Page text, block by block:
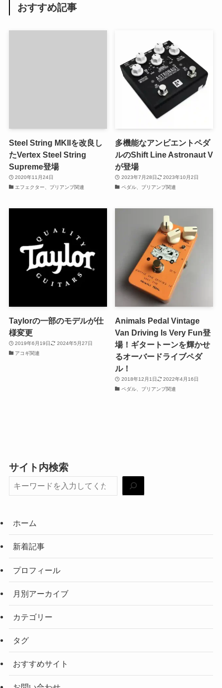
おすすめ記事
Steel String MKIIを改良し
たVertex Steel String
Supreme登場
2020年11月24日
エフェクター、プリアンプ関連
多機能なアンビエントペダ
ルのShift Line Astronaut V
が登場
2023年7月28日
2023年10月2日
ペダル、プリアンプ関連
Taylorの一部のモデルが仕
様変更
2019年6月19日
2024年5月27日
アコギ関連
Animals Pedal Vintage
Van Driving Is Very Fun登
場！ギタートーンを輝かせ
るオーバードライブペダ
ル！
2018年12月1日
2022年4月16日
ペダル、プリアンプ関連
サイト内検索
ホーム
新着記事
プロフィール
月別アーカイブ
カテゴリー
タグ
おすすめサイト